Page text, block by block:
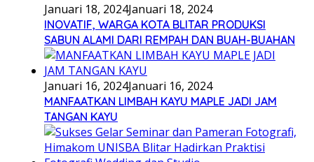
Januari 18, 2024Januari 18, 2024
INOVATIF, WARGA KOTA BLITAR PRODUKSI
SABUN ALAMI DARI REMPAH DAN BUAH-BUAHAN
Januari 16, 2024Januari 16, 2024
MANFAATKAN LIMBAH KAYU MAPLE JADI JAM
TANGAN KAYU